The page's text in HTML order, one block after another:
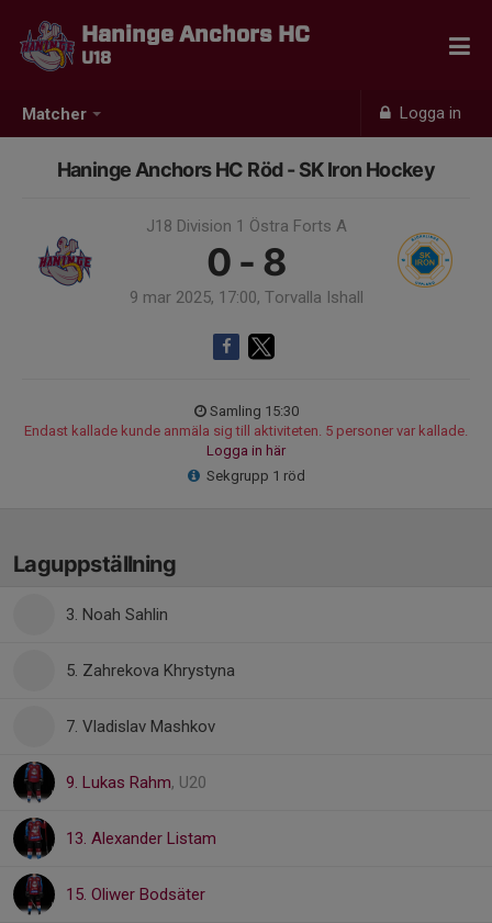
Matcher Logga in
Haninge Anchors HC
U18
Haninge Anchors HC Röd - SK Iron Hockey
J18 Division 1 Östra Forts A
0 - 8
9 mar 2025, 17:00, Torvalla Ishall
Samling 15:30
Endast kallade kunde anmäla sig till aktiviteten. 5 personer var kallade.
Logga in här
Sekgrupp 1 röd
Laguppställning
3. Noah Sahlin
5. Zahrekova Khrystyna
7. Vladislav Mashkov
9. Lukas Rahm, U20
13. Alexander Listam
15. Oliwer Bodsäter